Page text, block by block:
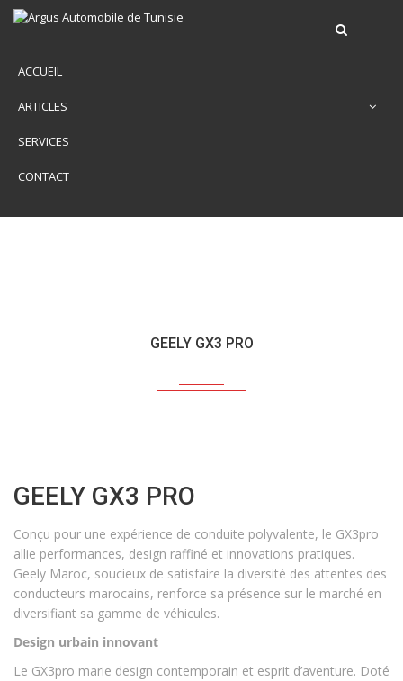
ACCUEIL
ARTICLES
SERVICES
CONTACT
GEELY GX3 PRO
GEELY GX3 PRO
Conçu pour une expérience de conduite polyvalente, le GX3pro
allie performances, design raffiné et innovations pratiques.
Geely Maroc, soucieux de satisfaire la diversité des attentes des
conducteurs marocains, renforce sa présence sur le marché en
diversifiant sa gamme de véhicules.
Design urbain innovant
Le GX3pro marie design contemporain et esprit d’aventure. Doté